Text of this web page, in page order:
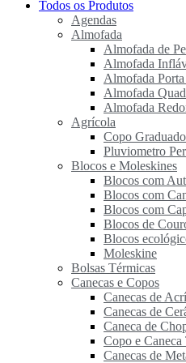
Todos os Produtos
Agendas
Almofada
Almofada de
Almofada
Almofada
Almofada
Almofada
Agrícola
Copo
Pluviometro
Blocos e Moleskines
Blocos com
Blocos com
Blocos com
Blocos de
Blocos
Moleskine
Bolsas Térmicas
Canecas e Copos
Canecas de
Canecas de
Caneca de
Copo e Caneca
Canecas de